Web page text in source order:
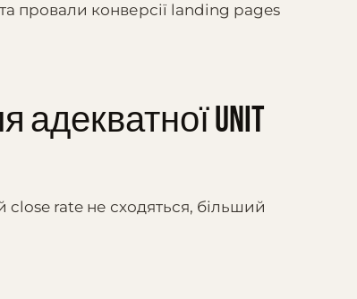
провали конверсії landing pages
адекватної unit
close rate не сходяться, більший